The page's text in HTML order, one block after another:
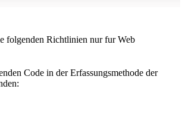
folgenden Richtlinien nur fur Web
Code in der Erfassungsmethode der